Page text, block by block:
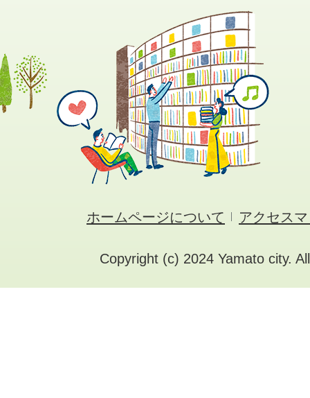
ホームページについて アクセス
Copyright (c) 2024 Yamato city.